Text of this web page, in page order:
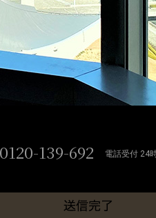
0120-139-692 電話受付 24